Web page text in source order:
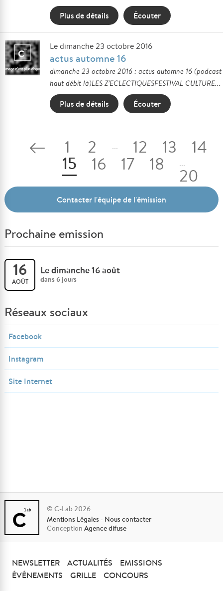
Plus de détails Écouter
Le dimanche 23 octobre 2016
actus automne 16
dimanche 23 octobre 2016 : actus automne 16 (podcast
haut débit là)LES Z’ECLECTIQUESFESTIVAL CULTURE...
Plus de détails Écouter
1 2 ... 12 13 14
15 16 17 18 ...
20
21
Contacter l'équipe de l'émission
Prochaine emission
16
AOÛT
Le dimanche 16 août
dans 6 jours
Réseaux sociaux
Facebook
Instagram
Site Internet
© C-Lab 2026
Mentions Légales - Nous contacter
ConceptionAgence difuse
NEWSLETTER ACTUALITÉS
EMISSIONS
ÉVÉNEMENTS
GRILLE CONCOURS